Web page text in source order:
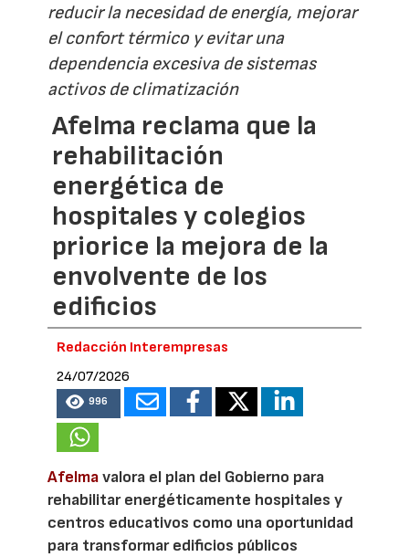
reducir la necesidad de energía, mejorar
el confort térmico y evitar una
dependencia excesiva de sistemas
activos de climatización
Afelma reclama que la
rehabilitación
energética de
hospitales y colegios
priorice la mejora de la
envolvente de los
edificios
Redacción Interempresas
24/07/2026
996
Afelmavalora el plan del Gobierno para
rehabilitar energéticamente hospitales y
centros educativos como una oportunidad
para transformar edificios públicos